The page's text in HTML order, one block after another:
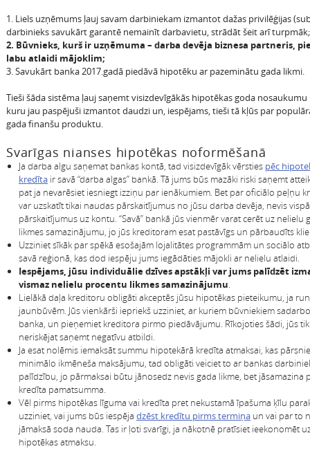
1. Liels uzņēmums ļauj savam darbiniekam izmantot dažas privilēģijas
darbinieks savukārt garantē nemainīt darbavietu, strādāt šeit arī turpmāk;
2. Būvnieks, kurš ir uzņēmuma – darba devēja biznesa partneris,
labu atlaidi mājoklim;
3. Savukārt banka 2017.gadā piedāvā hipotēku ar pazeminātu gada likmi.
Tieši šāda sistēma ļauj saņemt visizdevīgākās hipotēkas goda nosaukumu
kuru jau paspējuši izmantot daudzi un, iespējams, tieši tā kļūs par
gada finanšu produktu.
Svarīgas nianses hipotēkas noformēšanā
Ja darba algu saņemat bankas kontā, tad visizdevīgāk vērsties pēc
kredīta ir savā “darba algas” bankā. Tā jums būs mazāki riski saņemt
pat ja nevarēsiet iesniegt izziņu par ienākumiem. Bet par oficiālo peļņu
var uzskatīt tikai naudas pārskaitījumus no jūsu darba devēja, nevis
pārskaitījumus uz kontu. “Savā” bankā jūs vienmēr varat cerēt uz nelielu
likmes samazinājumu, jo jūs kreditoram esat pastāvīgs un pārbaudīts
Uzziniet sīkāk par spēkā esošajām lojalitātes programmām un sociālo
savā reģionā, kas dod iespēju jums iegādāties mājokli ar nelielu atlaidi.
Iespējams, jūsu individuālie dzīves apstākļi var jums palīdzēt
vismaz nelielu procentu likmes samazinājumu.
Lielākā daļa kreditoru obligāti akceptēs jūsu hipotēkas pieteikumu, ja
jaunbūvēm. Jūs vienkārši iepriekš uzziniet, ar kuriem būvniekiem
banka, un pieņemiet kreditora pirmo piedāvājumu. Rīkojoties šādi, jūs
neriskējat saņemt negatīvu atbildi.
Ja esat nolēmis iemaksāt summu hipotekārā kredīta atmaksai, kas
minimālo ikmēneša maksājumu, tad obligāti veiciet to ar bankas
palīdzību, jo pārmaksai būtu jānosedz nevis gada likme, bet jāsamazina
kredīta pamatsumma.
Vēl pirms hipotēkas līguma vai kredīta pret nekustamā īpašuma ķīlu
uzziniet, vai jums būs iespēja dzēst kredītu pirms termiņa un vai par to
jāmaksā soda nauda. Tas ir ļoti svarīgi, ja nākotnē pratīsiet ieekonomēt
hipotēkas atmaksu.